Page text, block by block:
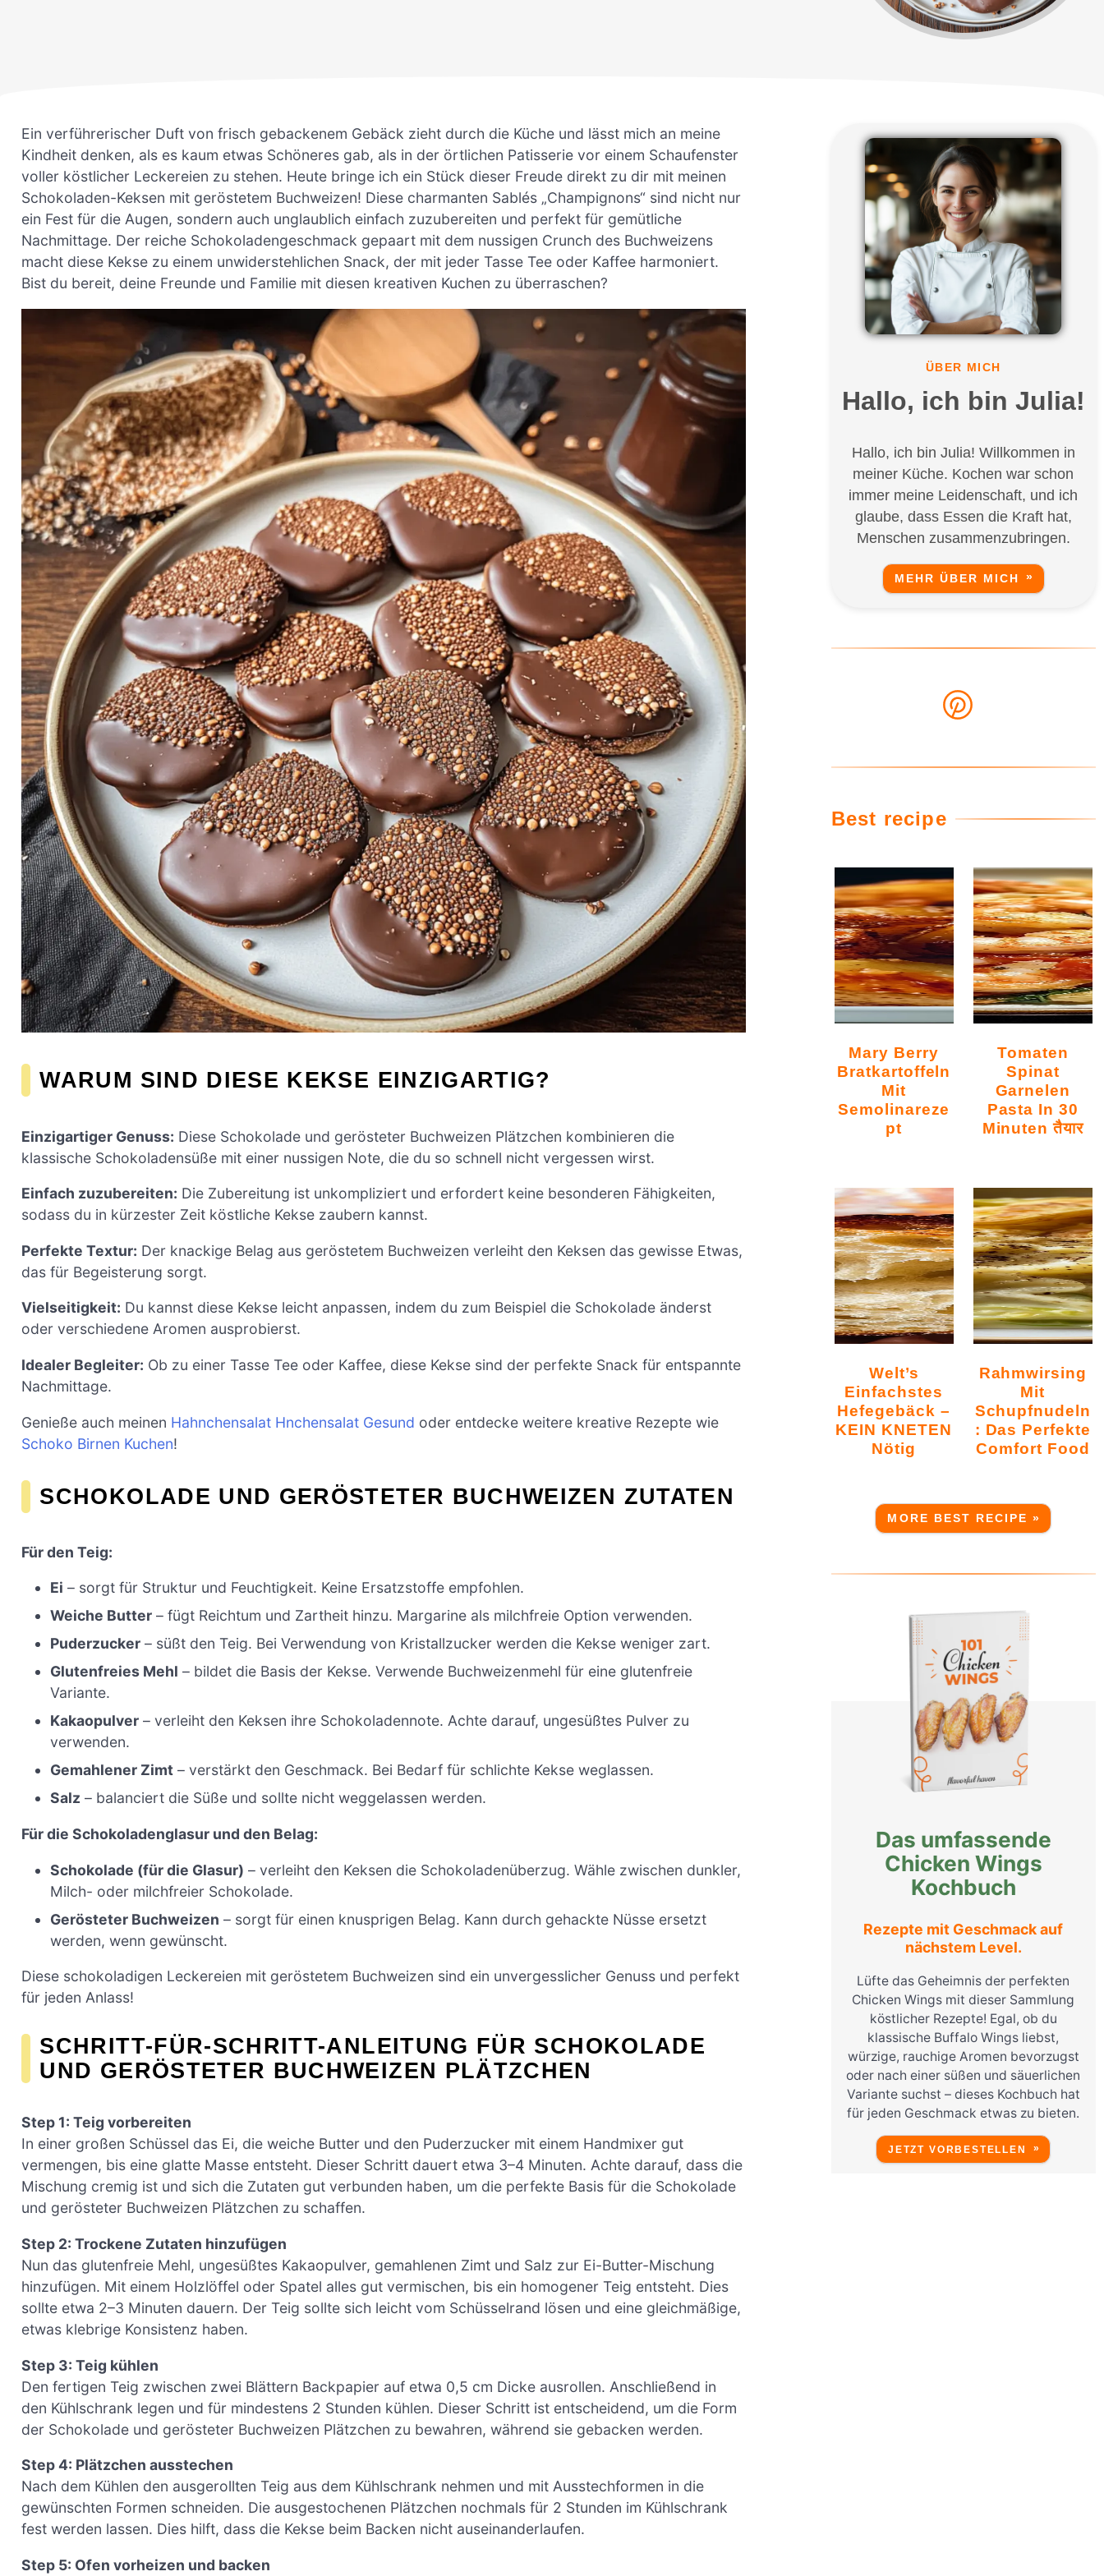
Ein verführerischer Duft von frisch gebackenem Gebäck zieht durch die Küche und lässt mich an meine
Kindheit denken, als es kaum etwas Schöneres gab, als in der örtlichen Patisserie vor einem Schaufenster
voller köstlicher Leckereien zu stehen. Heute bringe ich ein Stück dieser Freude direkt zu dir mit meinen
Schokoladen-Keksen mit geröstetem Buchweizen! Diese charmanten Sablés „Champignons“ sind nicht nur
ein Fest für die Augen, sondern auch unglaublich einfach zuzubereiten und perfekt für gemütliche
Nachmittage. Der reiche Schokoladengeschmack gepaart mit dem nussigen Crunch des Buchweizens
macht diese Kekse zu einem unwiderstehlichen Snack, der mit jeder Tasse Tee oder Kaffee harmoniert.
Bist du bereit, deine Freunde und Familie mit diesen kreativen Kuchen zu überraschen?
WARUM SIND DIESE KEKSE EINZIGARTIG?
Einzigartiger Genuss: Diese Schokolade und gerösteter Buchweizen Plätzchen kombinieren die
klassische Schokoladensüße mit einer nussigen Note, die du so schnell nicht vergessen wirst.
Einfach zuzubereiten: Die Zubereitung ist unkompliziert und erfordert keine besonderen Fähigkeiten,
sodass du in kürzester Zeit köstliche Kekse zaubern kannst.
Perfekte Textur: Der knackige Belag aus geröstetem Buchweizen verleiht den Keksen das gewisse Etwas,
das für Begeisterung sorgt.
Vielseitigkeit: Du kannst diese Kekse leicht anpassen, indem du zum Beispiel die Schokolade änderst
oder verschiedene Aromen ausprobierst.
Idealer Begleiter: Ob zu einer Tasse Tee oder Kaffee, diese Kekse sind der perfekte Snack für entspannte
Nachmittage.
Genieße auch meinen Hahnchensalat Hnchensalat Gesund oder entdecke weitere kreative Rezepte wie
Schoko Birnen Kuchen!
SCHOKOLADE UND GERÖSTETER BUCHWEIZEN ZUTATEN
Für den Teig:
Ei – sorgt für Struktur und Feuchtigkeit. Keine Ersatzstoffe empfohlen.
Weiche Butter – fügt Reichtum und Zartheit hinzu. Margarine als milchfreie Option verwenden.
Puderzucker – süßt den Teig. Bei Verwendung von Kristallzucker werden die Kekse weniger zart.
Glutenfreies Mehl – bildet die Basis der Kekse. Verwende Buchweizenmehl für eine glutenfreie
Variante.
Kakaopulver – verleiht den Keksen ihre Schokoladennote. Achte darauf, ungesüßtes Pulver zu
verwenden.
Gemahlener Zimt – verstärkt den Geschmack. Bei Bedarf für schlichte Kekse weglassen.
Salz – balanciert die Süße und sollte nicht weggelassen werden.
Für die Schokoladenglasur und den Belag:
Schokolade (für die Glasur) – verleiht den Keksen die Schokoladenüberzug. Wähle zwischen dunkler,
Milch- oder milchfreier Schokolade.
Gerösteter Buchweizen – sorgt für einen knusprigen Belag. Kann durch gehackte Nüsse ersetzt
werden, wenn gewünscht.
Diese schokoladigen Leckereien mit geröstetem Buchweizen sind ein unvergesslicher Genuss und perfekt
für jeden Anlass!
SCHRITT-FÜR-SCHRITT-ANLEITUNG FÜR SCHOKOLADE
UND GERÖSTETER BUCHWEIZEN PLÄTZCHEN
Step 1: Teig vorbereiten
In einer großen Schüssel das Ei, die weiche Butter und den Puderzucker mit einem Handmixer gut
vermengen, bis eine glatte Masse entsteht. Dieser Schritt dauert etwa 3–4 Minuten. Achte darauf, dass die
Mischung cremig ist und sich die Zutaten gut verbunden haben, um die perfekte Basis für die Schokolade
und gerösteter Buchweizen Plätzchen zu schaffen.
Step 2: Trockene Zutaten hinzufügen
Nun das glutenfreie Mehl, ungesüßtes Kakaopulver, gemahlenen Zimt und Salz zur Ei-Butter-Mischung
hinzufügen. Mit einem Holzlöffel oder Spatel alles gut vermischen, bis ein homogener Teig entsteht. Dies
sollte etwa 2–3 Minuten dauern. Der Teig sollte sich leicht vom Schüsselrand lösen und eine gleichmäßige,
etwas klebrige Konsistenz haben.
Step 3: Teig kühlen
Den fertigen Teig zwischen zwei Blättern Backpapier auf etwa 0,5 cm Dicke ausrollen. Anschließend in
den Kühlschrank legen und für mindestens 2 Stunden kühlen. Dieser Schritt ist entscheidend, um die Form
der Schokolade und gerösteter Buchweizen Plätzchen zu bewahren, während sie gebacken werden.
Step 4: Plätzchen ausstechen
Nach dem Kühlen den ausgerollten Teig aus dem Kühlschrank nehmen und mit Ausstechformen in die
gewünschten Formen schneiden. Die ausgestochenen Plätzchen nochmals für 2 Stunden im Kühlschrank
fest werden lassen. Dies hilft, dass die Kekse beim Backen nicht auseinanderlaufen.
Step 5: Ofen vorheizen und backen
ÜBER MICH
Hallo, ich bin Julia!
Hallo, ich bin Julia! Willkommen in
meiner Küche. Kochen war schon
immer meine Leidenschaft, und ich
glaube, dass Essen die Kraft hat,
Menschen zusammenzubringen.
MEHR ÜBER MICH
Best recipe
Mary Berry
Bratkartoffeln
Mit
Semolinareze
Pt
Tomaten
Spinat
Garnelen
Pasta In 30
Minuten तैयार
Welt’s
Einfachstes
Hefegebäck –
KEIN KNETEN
Nötig
Rahmwirsing
Mit
Schupfnudeln
: Das Perfekte
Comfort Food
MORE BEST RECIPE »
Das umfassende
Chicken Wings
Kochbuch
Rezepte mit Geschmack auf
nächstem Level.
Lüfte das Geheimnis der perfekten
Chicken Wings mit dieser Sammlung
köstlicher Rezepte! Egal, ob du
klassische Buffalo Wings liebst,
würzige, rauchige Aromen bevorzugst
oder nach einer süßen und säuerlichen
Variante suchst – dieses Kochbuch hat
für jeden Geschmack etwas zu bieten.
JETZT VORBESTELLEN